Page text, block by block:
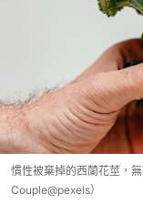
慣性被棄掉的西蘭花莖，
Couple@pexels）